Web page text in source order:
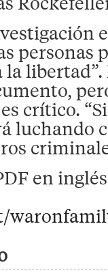
personas
libertad”.
crítico.
luchando
en